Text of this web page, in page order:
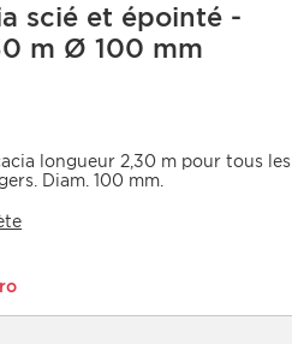
scié et épointé -
m Ø 100 mm
longueur 2,30 m pour tous les
Diam. 100 mm.